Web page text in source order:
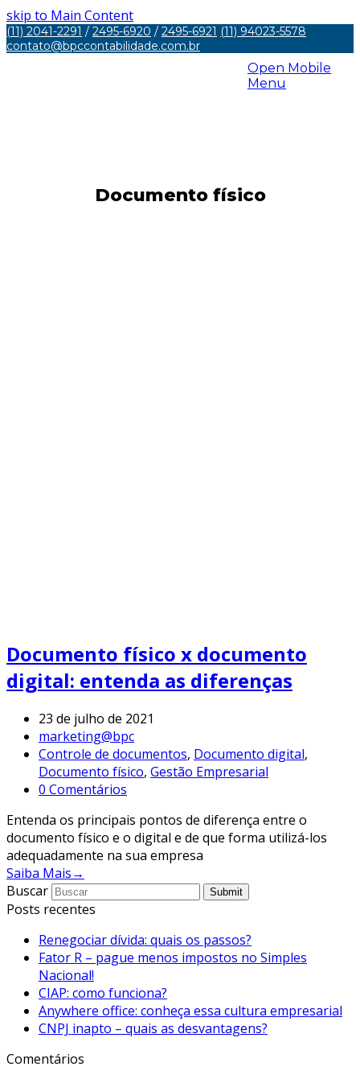
skip to Main Content
(11) 2041-2291 / 2495-6920 / 2495-6921 (11) 94023-5578
contato@bpccontabilidade.com.br
Open Mobile
Menu
Documento físico
Documento físico x documento
digital: entenda as diferenças
23 de julho de 2021
marketing@bpc
Controle de documentos, Documento digital,
Documento físico, Gestão Empresarial
0 Comentários
Entenda os principais pontos de diferença entre o
documento físico e o digital e de que forma utilizá-los
adequadamente na sua empresa
Saiba Mais→
Buscar
Submit
Posts recentes
Renegociar dívida: quais os passos?
Fator R – pague menos impostos no Simples
Nacional!
CIAP: como funciona?
Anywhere office: conheça essa cultura empresarial
CNPJ inapto – quais as desvantagens?
Comentários